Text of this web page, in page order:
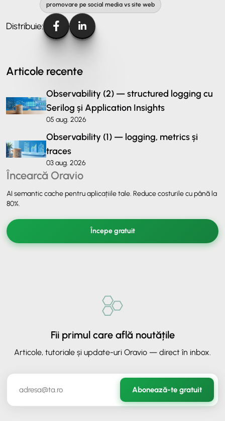
promovare pe social media vs site web
Distribuie:
Articole recente
Observability (2) — structured logging cu
Serilog și Application Insights
05 aug. 2026
Observability (1) — logging, metrics și
traces
03 aug. 2026
Încearcă Oravio
AI semantic cache pentru aplicațiile tale. Reduce costurile cu până la
80%.
Începe gratuit
Fii primul care află noutățile
Articole, tutoriale și update-uri Oravio — direct în inbox.
Abonează-te gratuit
ORAVIO - Asistent AI